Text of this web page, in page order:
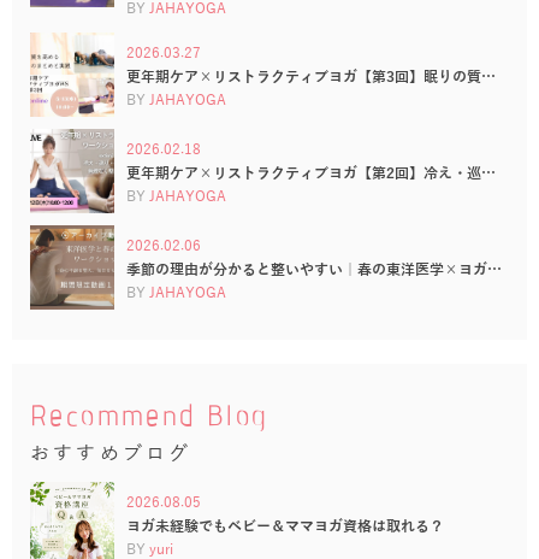
BY JAHAYOGA
2026.03.27
更年期ケア×リストラクティブヨガ【第3回】眠りの質…
BY JAHAYOGA
2026.02.18
更年期ケア×リストラクティブヨガ【第2回】冷え・巡…
BY JAHAYOGA
2026.02.06
季節の理由が分かると整いやすい｜春の東洋医学×ヨガ…
BY JAHAYOGA
Recommend Blog
おすすめブログ
2026.08.05
ヨガ未経験でもベビー＆ママヨガ資格は取れる？
BY yuri